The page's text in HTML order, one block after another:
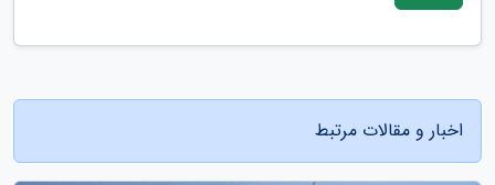
اخبار و مقالات مرتبط